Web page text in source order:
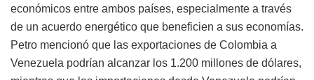
económicos entre ambos países, especialmente a través
de un acuerdo energético que beneficien a sus economías.
Petro mencionó que las exportaciones de Colombia a
Venezuela podrían alcanzar los 1.200 millones de dólares,